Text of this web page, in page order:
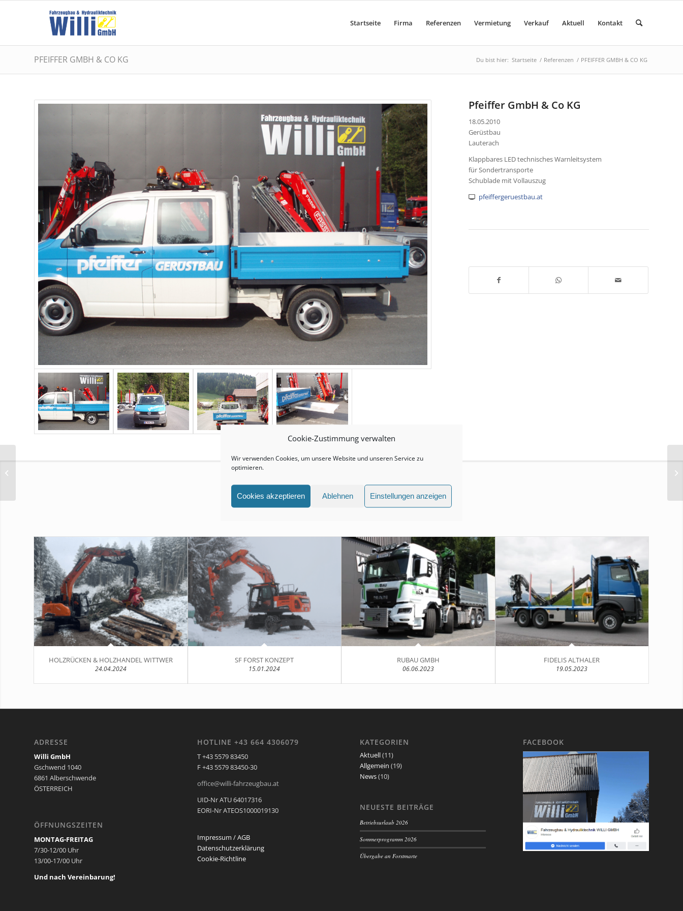
Cookie-Zustimmung verwalten
Wir verwenden Cookies, um unsere Website und unseren Service zu
optimieren.
Cookies akzeptieren Ablehnen Einstellungen anzeigen
Startseite Firma Referenzen Vermietung Verkauf Aktuell Kontakt
PFEIFFER GMBH & CO KG Du bist hier: Startseite / Referenzen / PFEIFFER GMBH & CO KG
Pfeiffer GmbH & Co KG
18.05.2010
Gerüstbau
Lauterach
Klappbares LED technisches Warnleitsystem
für Sondertransporte
Schublade mit Vollauszug
pfeiffergeruestbau.at
NEUESTE EINTRÄGE
HOLZRÜCKEN & HOLZHANDEL WITTWER
24.04.2024
SF FORST KONZEPT
15.01.2024
RUBAU GMBH
06.06.2023
FIDELIS ALTHALER
19.05.2023
ADRESSE
Willi GmbH
Gschwend 1040
6861 Alberschwende
ÖSTERREICH
ÖFFNUNGSZEITEN
MONTAG-FREITAG
7/30-12/00 Uhr
13/00-17/00 Uhr
Und nach Vereinbarung!
HOTLINE +43 664 4306079
T +43 5579 83450
F +43 5579 83450-30
office@willi-fahrzeugbau.at
UID-Nr ATU 64017316
EORI-Nr ATEOS1000019130
Impressum / AGB
Datenschutzerklärung
Cookie-Richtline
KATEGORIEN
Aktuell(11)
Allgemein (19)
News(10)
NEUESTE BEITRÄGE
Betriebsurlaub 2026
Sommerprogramm 2026
Übergabe an Forstmarte
FACEBOOK